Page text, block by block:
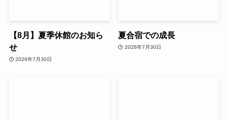
【8月】夏季休館のお知ら
せ
2026年7月30日
夏合宿での成長
2026年7月30日